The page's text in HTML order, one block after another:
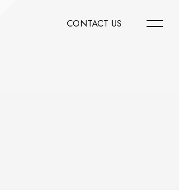
CONTACT US